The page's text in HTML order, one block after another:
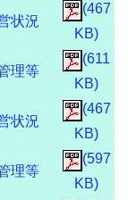
状況
(467
KB)
理等
(611
KB)
状況
(467
KB)
理等
(597
KB)